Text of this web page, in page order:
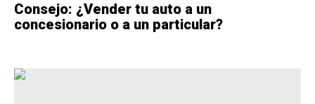
Consejo: ¿Vender tu auto a un
concesionario o a un particular?